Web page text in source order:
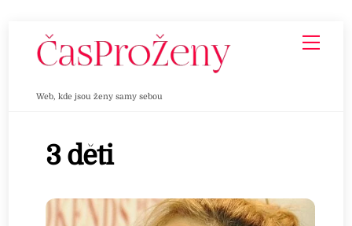
Web, kde jsou ženy samy sebou
3 děti